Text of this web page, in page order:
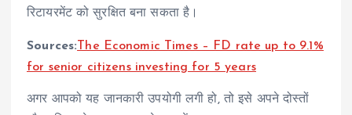
रिटायरमेंट को सुरक्षित बना सकता है।
Sources:The Economic Times – FD rate up to 9.1%
for senior citizens investing for 5 years
अगर आपको यह जानकारी उपयोगी लगी हो, तो इसे अपने दोस्तों